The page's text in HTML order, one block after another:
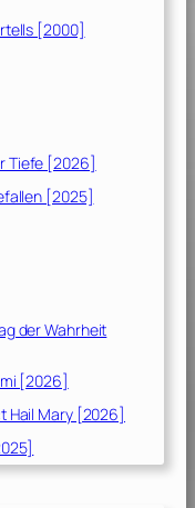
[2000]
Tiefe [2026]
[2025]
der Wahrheit
[2026]
Hail Mary [2026]